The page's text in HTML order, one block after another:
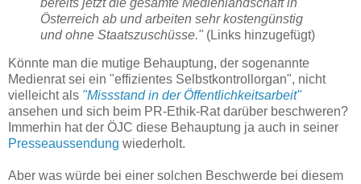
Österreich ab und arbeiten sehr kostengünstig
und ohne Staatszuschüsse." (Links hinzugefügt)
Könnte man die mutige Behauptung, der sogenannte
Medienrat sei ein "effizientes Selbstkontrollorgan", nicht
vielleicht als "Missstand in der Öffentlichkeitsarbeit"
ansehen und sich beim PR-Ethik-Rat darüber beschweren?
Immerhin hat der ÖJC diese Behauptung ja auch in seiner
Presseaussendung wiederholt.
Aber was würde bei einer solchen Beschwerde bei diesem